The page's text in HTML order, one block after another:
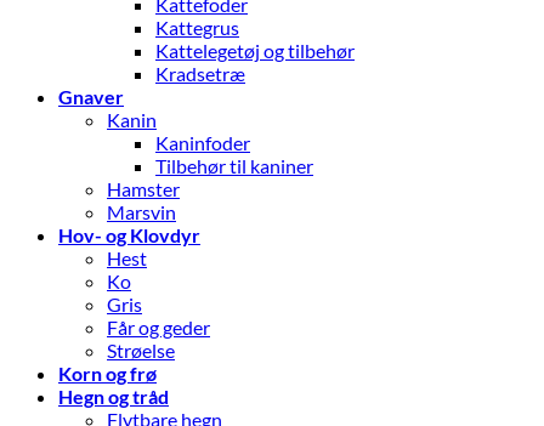
Kattegrus
Kattelegetøj og tilbehør
Kradsetræ
Gnaver
Kanin
Kaninfoder
Tilbehør til kaniner
Hamster
Marsvin
Hov- og Klovdyr
Hest
Ko
Gris
Får og geder
Strøelse
Korn og frø
Hegn og tråd
Flytbare hegn